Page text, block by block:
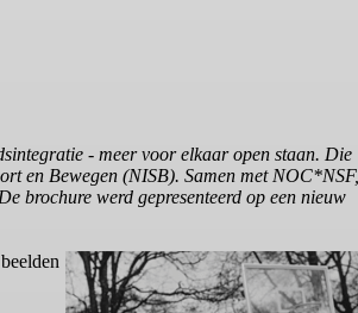
- meer voor elkaar open staan. Die
en Bewegen (NISB). Samen met NOC*NSF,
brochure werd gepresenteerd op een nieuw